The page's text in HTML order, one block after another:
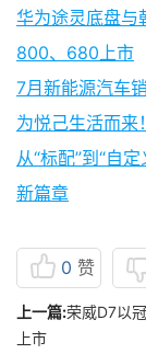
华为途灵底盘与
800、680上市
7月新能源汽车
为悦己生活而来
从“标配”到“自
新篇章
0 赞
上一篇:荣威D7以
上市